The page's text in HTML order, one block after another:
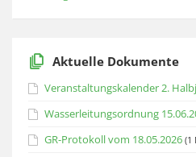
Aktuelle Dokumente
Veranstaltungskalender 2.
Wasserleitungsordnung
GR-Protokoll vom 18.05.2026 (1